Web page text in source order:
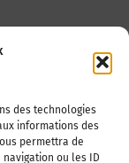
des technologies
informations des
permettra de
ou les ID
Littoraux